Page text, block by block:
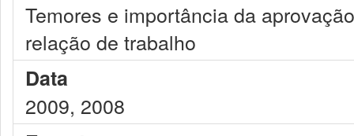
Temores e importância da
relação de trabalho
Data
2009, 2008